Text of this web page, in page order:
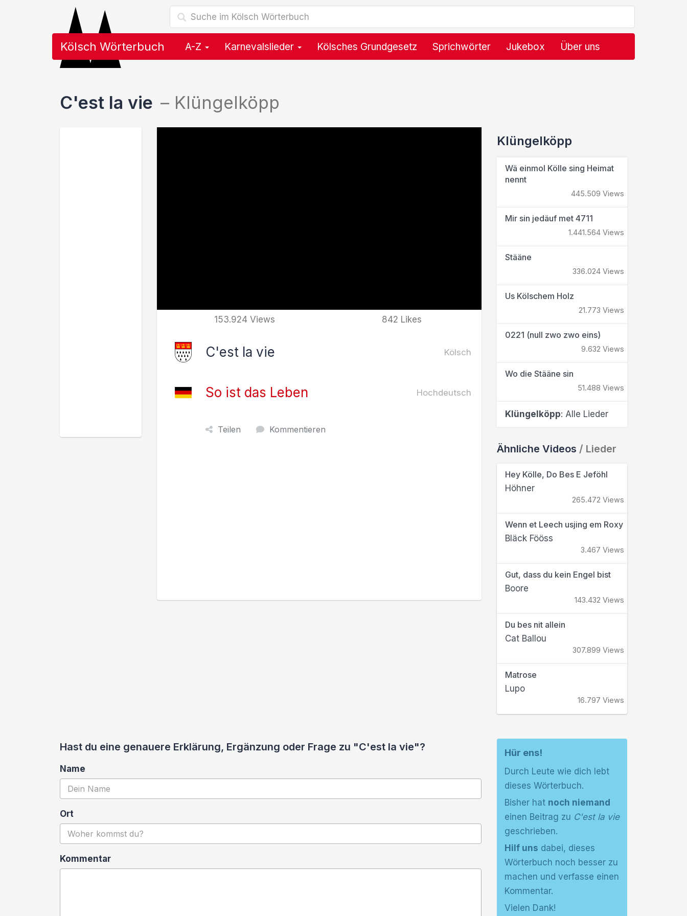
Kölsch Wörterbuch A-Z Karnevalslieder Kölsches Grundgesetz Sprichwörter Jukebox Über uns
C'est la vie – Klüngelköpp
153.924 Views 842 Likes
C'est la vie Kölsch
So ist das Leben Hochdeutsch
Teilen Kommentieren
Klüngelköpp
Wä einmol Kölle sing Heimat
nennt
445.509 Views
Mir sin jedäuf met 4711
1.441.564 Views
Stääne
336.024 Views
Us Kölschem Holz
21.773 Views
0221 (null zwo zwo eins)
9.632 Views
Wo die Stääne sin
51.488 Views
Klüngelköpp: Alle Lieder
Ähnliche Videos / Lieder
Hey Kölle, Do Bes E Jeföhl
Höhner
265.472 Views
Wenn et Leech usjing em Roxy
Bläck Fööss
3.467 Views
Gut, dass du kein Engel bist
Boore
143.432 Views
Du bes nit allein
Cat Ballou
307.899 Views
Matrose
Lupo
16.797 Views
Hast du eine genauere Erklärung, Ergänzung oder Frage zu "C'est la vie"?
Name
Ort
Kommentar
Hür ens!
Durch Leute wie dich lebt
dieses Wörterbuch.
Bisher hat noch niemand
einen Beitrag zu C'est la vie
geschrieben.
Hilf uns dabei, dieses
Wörterbuch noch besser zu
machen und verfasse einen
Kommentar.
Vielen Dank!